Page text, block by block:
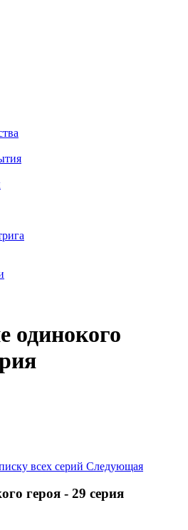
одинокого
всех серий Следующая
героя - 29 серия